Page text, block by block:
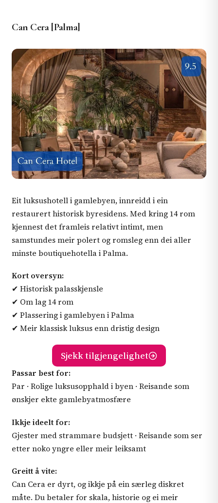
Can Cera [Palma]
Eit luksushotell i gamlebyen, innreidd i ein
restaurert historisk byresidens. Med kring 14 rom
kjennest det framleis relativt intimt, men
samstundes meir polert og romsleg enn dei aller
minste boutiquehotella i Palma.
Kort oversyn:
✔ Historisk palasskjensle
✔ Om lag 14 rom
✔ Plassering i gamlebyen i Palma
✔ Meir klassisk luksus enn dristig design
Sjekk tilgjengelighet
Passar best for:
Par · Rolige luksusopphald i byen · Reisande som
ønskjer ekte gamlebyatmosfære
Ikkje ideelt for:
Gjester med strammare budsjett · Reisande som ser
etter noko yngre eller meir leiksamt
Greitt å vite:
Can Cera er dyrt, og ikkje på ein særleg diskret
måte. Du betaler for skala, historie og ei meir